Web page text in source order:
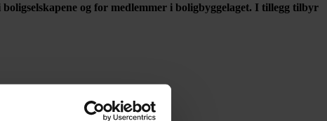
og for medlemmer i boligbyggelaget. I tillegg tilbyr